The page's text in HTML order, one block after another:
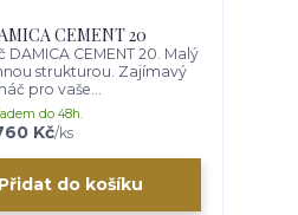
CEMENT 20
CEMENT 20. Malý
strukturou. Zajímavý
pro vaše...
Kč/ks
do 48h.
Přidat do košíku